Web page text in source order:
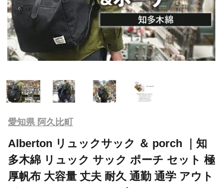
愛知県 阿久比町
Alberton リュックサック ＆ porch ｜知
多木綿 リュック サック ポーチ セット 極
厚帆布 大容量 丈夫 耐久 通勤 通学 アウト